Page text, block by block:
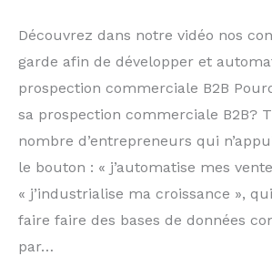
Découvrez dans notre vidéo nos
garde afin de développer et
prospection commerciale B2B
sa prospection commerciale B2B?
nombre d’entrepreneurs qui
le bouton : « j’automatise mes
« j’industrialise ma croissance »,
faire faire des bases de données
par…